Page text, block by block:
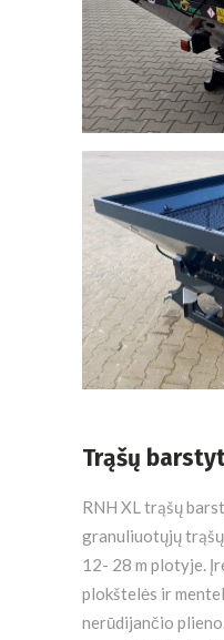
Trąšų
RNH XL trąšų
granuliuotųjų
12- 28 m plotyje.
plokštelės ir
nerūdijančio